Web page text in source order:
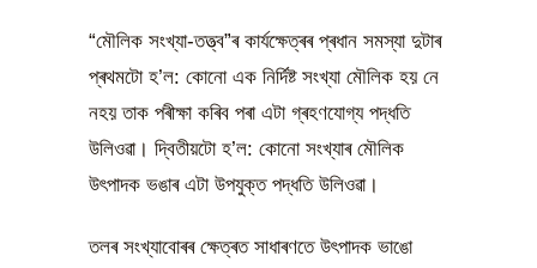
“মৌলিক সংখ্যা-তত্ত্ব”ৰ কাৰ্যক্ষেত্ৰৰ প্ৰধান সমস্যা দুটাৰ
প্ৰথমটো হ’ল: কোনো এক নিৰ্দিষ্ট সংখ্যা মৌলিক হয় নে
নহয় তাক পৰীক্ষা কৰিব পৰা এটা গ্ৰহণযোগ্য পদ্ধতি
উলিওৱা। দ্বিতীয়টো হ’ল: কোনো সংখ্যাৰ মৌলিক
উৎপাদক ভঙাৰ এটা উপযুক্ত পদ্ধতি উলিওৱা।
তলৰ সংখ্যাবোৰৰ ক্ষেত্ৰত সাধাৰণতে উৎপাদক ভাঙো